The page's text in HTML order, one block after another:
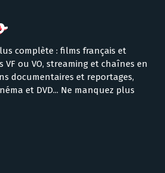
complète : films français et
ou VO, streaming et chaînes en
documentaires et reportages,
et DVD... Ne manquez plus